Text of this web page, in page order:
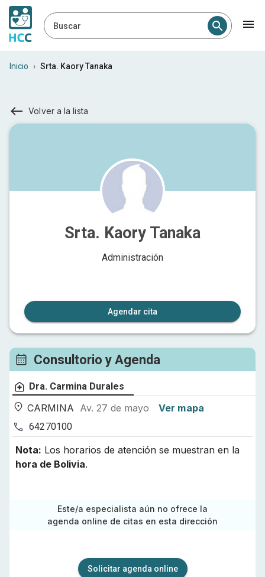
Buscar
Inicio › Srta. Kaory Tanaka
Volver a la lista
Srta. Kaory Tanaka
Administración
Agendar cita
Consultorio y Agenda
Dra. Carmina Durales
CARMINA Av. 27 de mayo Ver mapa
64270100
Nota: Los horarios de atención se muestran en la
hora de Bolivia.
Este/a especialista aún no ofrece la
agenda online de citas en esta dirección
Solicitar agenda online